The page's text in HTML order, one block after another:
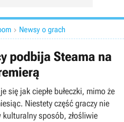
 Newsy o grach
podbija Steama na
się jak ciepłe bułeczki, mimo że
Niestety część graczy nie
sposób, złośliwie